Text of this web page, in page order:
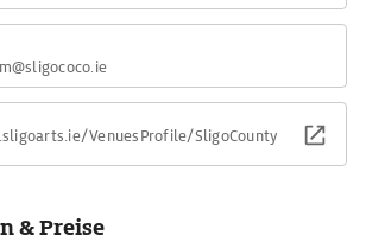
VenuesProfile/SligoCounty
& Preise